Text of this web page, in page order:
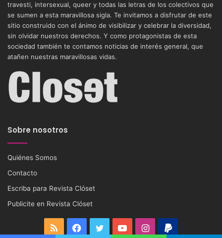
travesti, intersexual, queer y todas las letras de los colectivos que
se sumen a esta maravillosa sigla. Te invitamos a disfrutar de este
sitio construido con el ánimo de visibilizar y celebrar la diversidad,
sin olvidar nuestros derechos. Y como protagonistas de esta
sociedad también te contamos noticias de interés general, que
atañen nuestras maravillosas vidas.
Sobre nosotros
Quiénes Somos
Contacto
Escriba para Revista Clóset
Publicite en Revista Clóset
RSS Facebook
TwitterYouTubeInstagram
PayPal